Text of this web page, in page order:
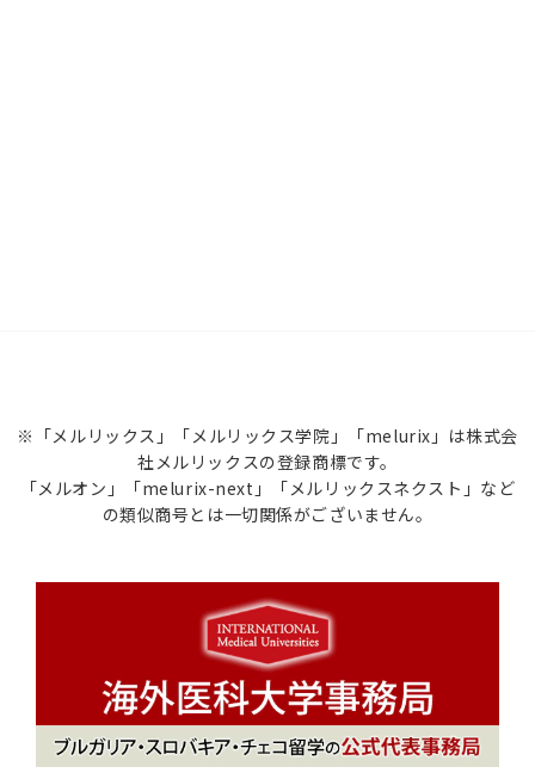
※「メルリックス」「メルリックス学院」「melurix」は株式会
社メルリックスの登録商標です。
「メルオン」「melurix-next」「メルリックスネクスト」など
の類似商号とは一切関係がございません。